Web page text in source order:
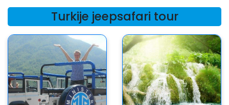
Turkije jeepsafari tour